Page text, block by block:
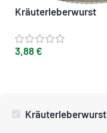
Kräuterleberwurst
3,88 €
Kräuterleberwurst